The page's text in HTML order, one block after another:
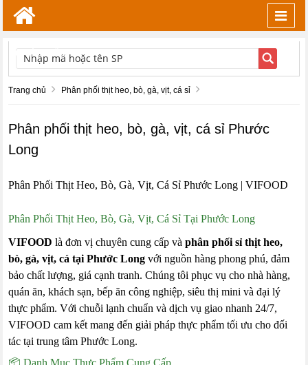
TÌM KIẾM
Trang chủ Phân phối thịt heo, bò, gà, vịt, cá sỉ
Phân phối thịt heo, bò, gà, vịt, cá sỉ Phước
Long
Phân Phối Thịt Heo, Bò, Gà, Vịt, Cá Sỉ Phước Long | VIFOOD
Phân Phối Thịt Heo, Bò, Gà, Vịt, Cá Sỉ Tại Phước Long
VIFOOD là đơn vị chuyên cung cấp vàphân phối sỉ thịt heo,
bò, gà, vịt, cá tại Phước Long với nguồn hàng phong phú, đảm
bảo chất lượng, giá cạnh tranh. Chúng tôi phục vụ cho nhà hàng,
quán ăn, khách sạn, bếp ăn công nghiệp, siêu thị mini và đại lý
thực phẩm. Với chuỗi lạnh chuẩn và dịch vụ giao nhanh 24/7,
VIFOOD cam kết mang đến giải pháp thực phẩm tối ưu cho đối
tác tại trung tâm Phước Long.
📦 Danh Mục Thực Phẩm Cung Cấp